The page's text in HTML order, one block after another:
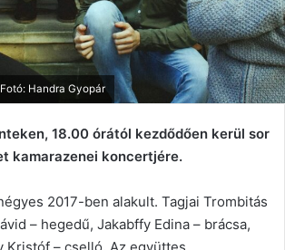
Handra Gyopár
18.00 órától kezdődően kerül sor
kamarazenei koncertjére.
2017-ben alakult. Tagjai Trombitás
– hegedű, Jakabffy Edina – brácsa,